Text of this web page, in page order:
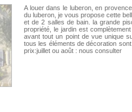
revevrez rapidement notre
pensez également a votre
site adar
A louer dans le luberon, en
du luberon, je vous propose cette
et de 2 salles de bain. la grande
propriété, le jardin est
avant tout un point de vue unique
tous les éléments de décoration
prix:juillet ou août : nous consulter